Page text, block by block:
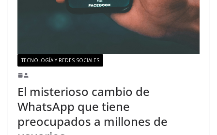
TECNOLOGÍA Y REDES SOCIALES
El misterioso cambio de
WhatsApp que tiene
preocupados a millones de